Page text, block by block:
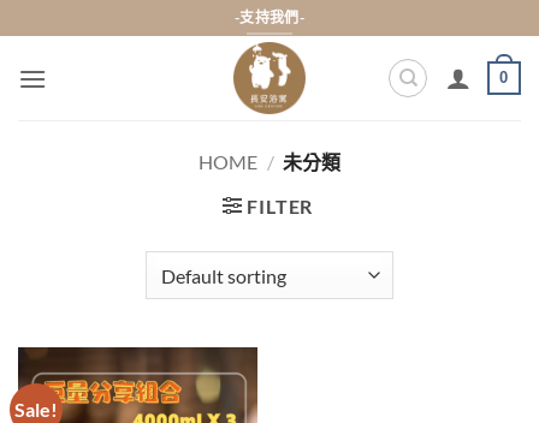
to
content
-支持我們-
0
HOME / 未分類
FILTER
Sale!